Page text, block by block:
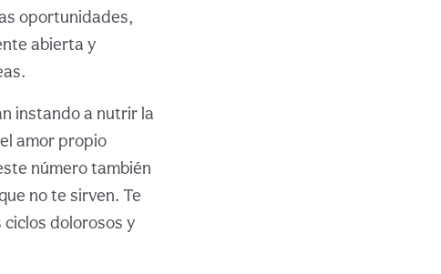
oportunidades,
abierta y
instando a nutrir la
amor propio
número también
no te sirven. Te
dolorosos y